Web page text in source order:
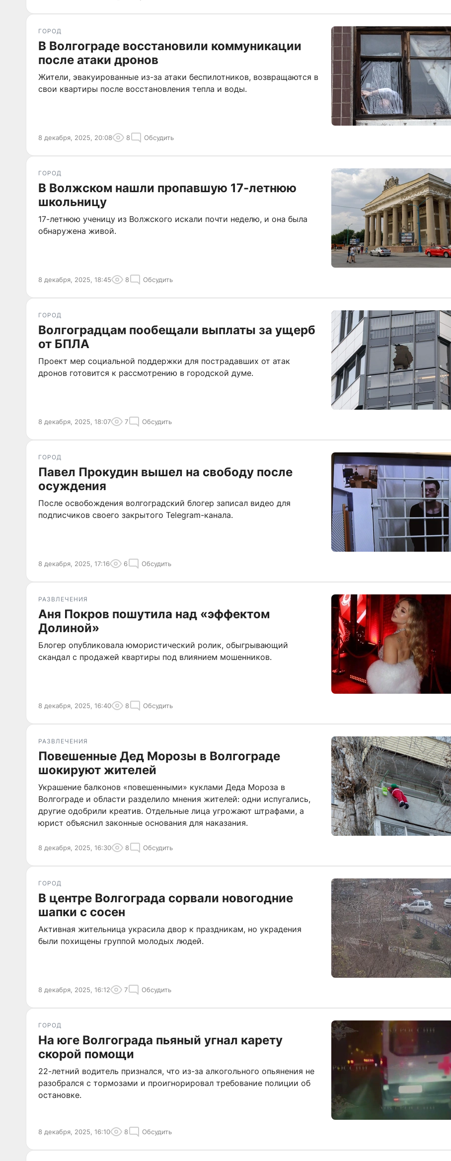
ГОРОД
В Волгограде восстановили коммуникации
после атаки дронов
Жители, эвакуированные из-за атаки беспилотников, возвращаются в
свои квартиры после восстановления тепла и воды.
8 декабря, 2025, 20:08 8 Обсудить
ГОРОД
В Волжском нашли пропавшую 17-летнюю
школьницу
17-летнюю ученицу из Волжского искали почти неделю, и она была
обнаружена живой.
8 декабря, 2025, 18:45 8 Обсудить
ГОРОД
Волгоградцам пообещали выплаты за ущерб
от БПЛА
Проект мер социальной поддержки для пострадавших от атак
дронов готовится к рассмотрению в городской думе.
8 декабря, 2025, 18:07 7 Обсудить
ГОРОД
Павел Прокудин вышел на свободу после
осуждения
После освобождения волгоградский блогер записал видео для
подписчиков своего закрытого Telegram-канала.
8 декабря, 2025, 17:16 6 Обсудить
РАЗВЛЕЧЕНИЯ
Аня Покров пошутила над «эффектом
Долиной»
Блогер опубликовала юмористический ролик, обыгрывающий
скандал с продажей квартиры под влиянием мошенников.
8 декабря, 2025, 16:40 8 Обсудить
РАЗВЛЕЧЕНИЯ
Повешенные Дед Морозы в Волгограде
шокируют жителей
Украшение балконов «повешенными» куклами Деда Мороза в
Волгограде и области разделило мнения жителей: одни испугались,
другие одобрили креатив. Отдельные лица угрожают штрафами, а
юрист объяснил законные основания для наказания.
8 декабря, 2025, 16:30 8 Обсудить
ГОРОД
В центре Волгограда сорвали новогодние
шапки с сосен
Активная жительница украсила двор к праздникам, но украдения
были похищены группой молодых людей.
8 декабря, 2025, 16:12 7 Обсудить
ГОРОД
На юге Волгограда пьяный угнал карету
скорой помощи
22-летний водитель признался, что из-за алкогольного опьянения не
разобрался с тормозами и проигнорировал требование полиции об
остановке.
8 декабря, 2025, 16:10 8 Обсудить